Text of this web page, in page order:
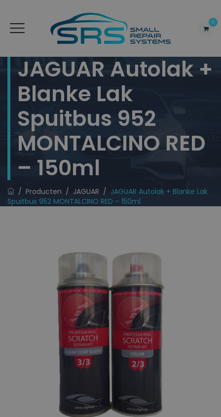
0
JAGUAR Autolak +
Blanke Lak
Spuitbus 952
MONTALCINO RED
– 150ml
/ Producten / JAGUAR / JAGUAR Autolak + Blanke Lak
Spuitbus 952 MONTALCINO RED – 150ml